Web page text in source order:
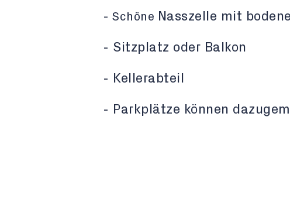
- Schöne Nasszelle mit
- Sitzplatz oder Balkon
- Kellerabteil
- Parkplätze können